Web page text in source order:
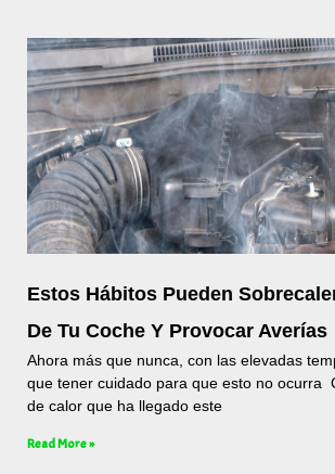
Estos Hábitos Pueden
De Tu Coche Y Provocar Averías
Ahora más que nunca, con las elevadas
que tener cuidado para que esto no ocurra
de calor que ha llegado este
Read More »